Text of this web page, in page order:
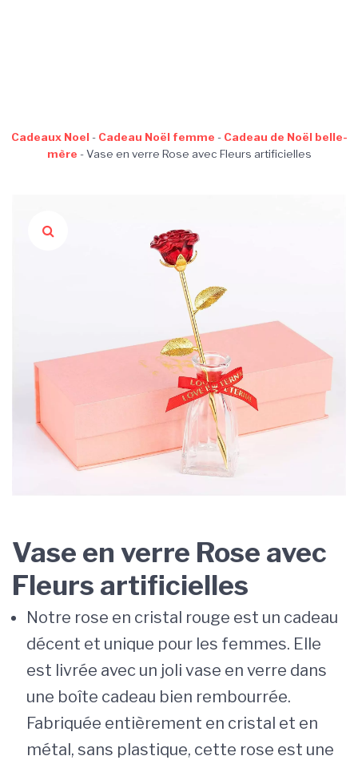
Cadeaux Noel - Cadeau Noël femme - Cadeau de Noël belle-
mère -Vase en verre Rose avec Fleurs artificielles
Vase en verre Rose avec
Fleurs artificielles
Notre rose en cristal rouge est un cadeau
décent et unique pour les femmes. Elle
est livrée avec un joli vase en verre dans
une boîte cadeau bien rembourrée.
Fabriquée entièrement en cristal et en
métal, sans plastique, cette rose est une